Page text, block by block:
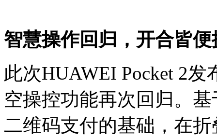
智慧操作回归，开合皆便
此次HUAWEI Pocket 2发
空操控功能再次回归。
二维码支付的基础，在